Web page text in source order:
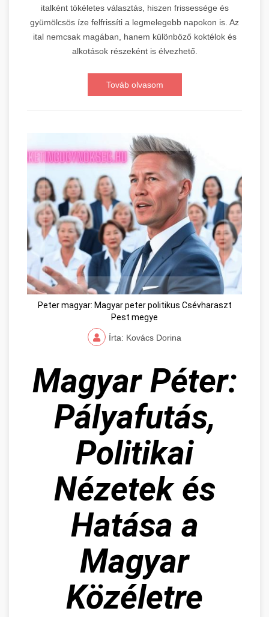
italként tökéletes választás, hiszen frissessége és
gyümölcsös íze felfrissíti a legmelegebb napokon is. Az
ital nemcsak magában, hanem különböző koktélok és
alkotások részeként is élvezhető.
Továb olvasom
Peter magyar: Magyar peter politikus Csévharaszt
Pest megye
Írta: Kovács Dorina
Magyar Péter:
Pályafutás,
Politikai
Nézetek és
Hatása a
Magyar
Közéletre